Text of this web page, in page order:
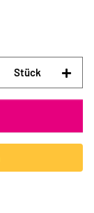
Stück